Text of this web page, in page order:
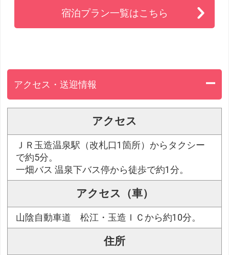
宿泊プラン一覧はこちら
アクセス・送迎情報
アクセス
ＪＲ玉造温泉駅（改札口1箇所）からタクシー
で約5分。
一畑バス 温泉下バス停から徒歩で約1分。
アクセス（車）
山陰自動車道 松江・玉造ＩＣから約10分。
住所